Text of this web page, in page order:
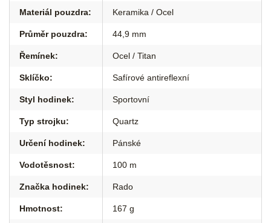
Materiál pouzdra: Keramika / Ocel
Průměr pouzdra: 44,9 mm
Řemínek: Ocel / Titan
Sklíčko: Safírové antireflexní
Styl hodinek: Sportovní
Typ strojku: Quartz
Určení hodinek: Pánské
Vodotěsnost: 100 m
Značka hodinek: Rado
Hmotnost: 167 g